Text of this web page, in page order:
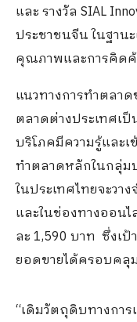
และ รางวัล SIAL
ประชาชนจีน ในฐา
คุณภาพและการคิด
แนวทางการทำตลา
ตลาดต่างประเทศเ
บริโภคมีความรู้และ
ทำตลาดหลักในกลุ่ม
ในประเทศไทยจะวา
และในช่องทางออน
ละ 1,590 บาท ซึ่งเ
ยอดขายได้ครอบคลุ
“เดิมวัตถุดิบทางกา